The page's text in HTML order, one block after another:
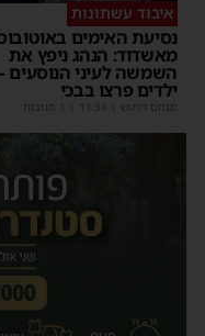
איבוד עשתונות
נסיעת האימים באוטובוס
מאשדוד: הנהג ניפץ את
השמשה לעיני הנוסעים –
ילדים פרצו בבכי
מנחם דויטש |
11:34 | 1 תגובות